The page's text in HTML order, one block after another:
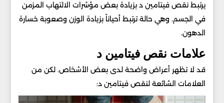
يرتبط نقص فيتامين د بزيادة بعض مؤشرات الالتهاب المزمن
في الجسم. وهي حالة ترتبط أحياناً بزيادة الوزن وصعوبة خسارة
الدهون.
علامات نقص فيتامين د
قد لا تظهر أعراض واضحة لدى بعض الأشخاص. لكن من
العلامات الشائعة لنقص فيتامين د: